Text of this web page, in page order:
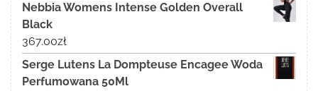
Nebbia Womens Intense Golden Overall
Black
367.00zł
Serge Lutens La Dompteuse Encagee Woda
Perfumowana 50Ml